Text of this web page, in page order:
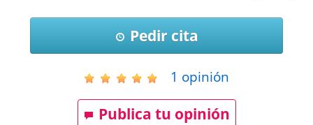
Pedir cita
1 opinión
Publica tu opinión